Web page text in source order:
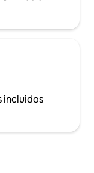
incluidos